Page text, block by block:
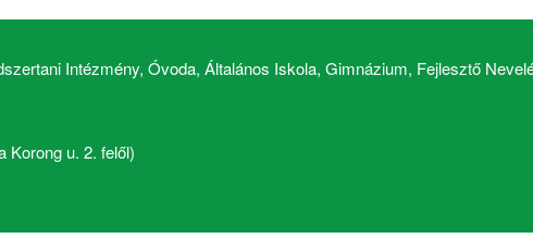
Intézmény, Óvoda, Általános Iskola, Gimnázium, Fejlesztő
Korong u. 2. felől)